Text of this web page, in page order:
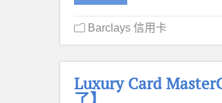
Barclays 信用卡
Luxury Card